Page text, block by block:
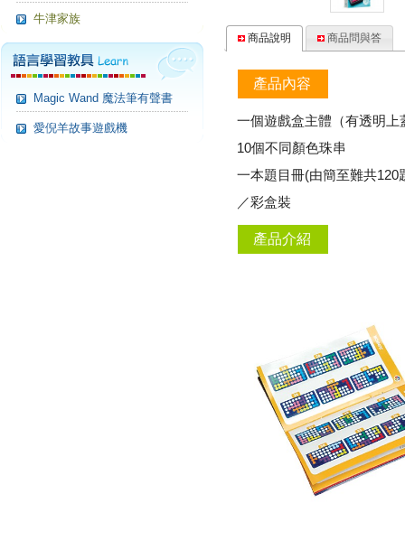
牛津家族
Magic Wand 魔法筆有聲書
愛倪羊故事遊戲機
商品說明 商品問與答
產品內容
一個遊戲盒主體（有透明上
10個不同顏色珠串
一本題目冊(由簡至難共120
／彩盒裝
產品介紹